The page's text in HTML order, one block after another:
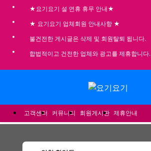
★요기요기 설 연휴 휴무 안내★
★ 요기요기 업체회원 안내사항 ★
불건전한 게시글은 삭제 및 회원탈퇴 됩니다.
합법적이고 건전한 업체와 광고를 제휴합니다.
고객센터 커뮤니티 회원게시판 제휴안내